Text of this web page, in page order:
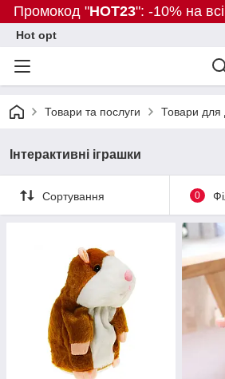
Промокод "HOT23": -10% на
Hot opt
Товари та послуги Товари для
Інтерактивні іграшки
Сортування 0